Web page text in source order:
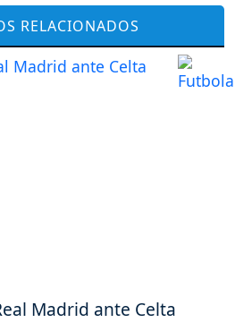
RELACIONADOS
Madrid ante Celta